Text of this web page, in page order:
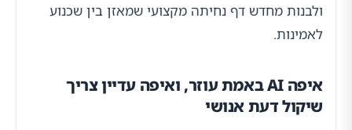
ולבנות מחדש דף נחיתה מקצועי שמאזן בין שכנוע
לאמינות.
איפה AI באמת עוזר, ואיפה עדיין צריך
שיקול דעת אנושי